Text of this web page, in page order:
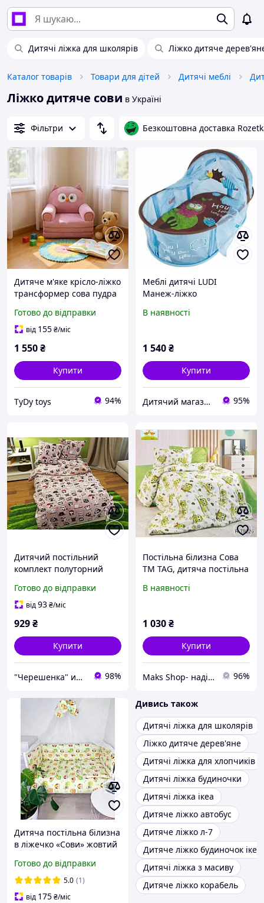
Дитячі ліжка для школярів Ліжко дитяче
Каталог товарів Товари для дітей Дитячі меблі
Ліжко дитяче сови в Україні
Фільтри Безкоштовна доставка
Дитяче м'яке крісло-ліжко
трансформер сова пудра
Готово до відправки
від 155₴/міс
1 550₴
Купити
TyDy toys 94%
Меблі дитячі LUDI
Манеж-ліжко
2824
В наявності
1 540₴
Купити
Дитячий магазин "Плюшевий Зайка" 95%
Дитячий постільний
комплект полуторний
Бязі Gold бавовняний
натуральний,
Готово до відправки
від93₴/міс
929₴
Купити
"Черешенка" интернет-магазин оптово-розничной торговли 98%
Постільна білизна Сова
ТМ TAG, дитяча постільна
R-T9226
В наявності
1 030₴
Купити
Maks Shop- надійний та перспективний інтернет магазин сумок та аксесуарів 96%
Дитяча постільна білизна
в ліжечко «Сови» жовтий
Готово до відправки
5.0 (1)
від 175₴/міс
Дивись також
Дитячі ліжка для школярів
Ліжко дитяче дерев'яне
Дитячі ліжка для хлопчиків
Дитячі ліжка будиночки
Дитячі ліжка ікеа
Дитяче ліжко автобус
Дитяче ліжко л-7
Дитяче ліжко будиночок ікеа
Дитячі ліжка з масиву
Дитяче ліжко корабель